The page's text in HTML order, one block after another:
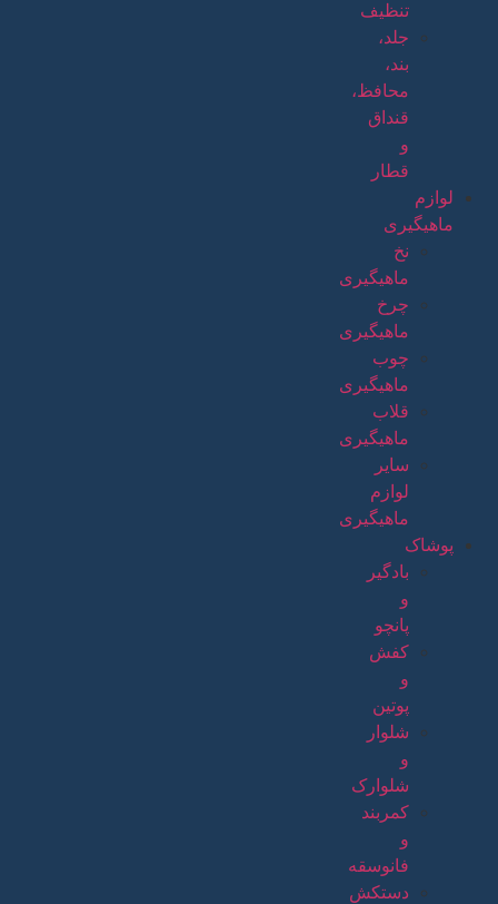
تنظیف
جلد،
بند،
محافظ،
قنداق
و
قطار
لوازم
ماهیگیری
نخ
ماهیگیری
چرخ
ماهیگیری
چوب
ماهیگیری
قلاب
ماهیگیری
سایر
لوازم
ماهیگیری
پوشاک
بادگیر
و
پانچو
کفش
و
پوتین
شلوار
و
شلوارک
کمربند
و
فانوسقه
دستکش